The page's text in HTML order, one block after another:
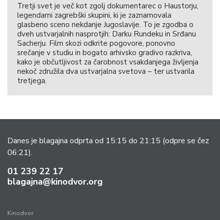
Tretji svet je več kot zgolj dokumentarec o Haustorju,
legendarni zagrebški skupini, ki je zaznamovala
glasbeno sceno nekdanje Jugoslavije. To je zgodba o
dveh ustvarjalnih nasprotjih: Darku Rundeku in Srđanu
Sacherju. Film skozi odkrite pogovore, ponovno
srečanje v studiu in bogato arhivsko gradivo razkriva,
kako je občutljivost za čarobnost vsakdanjega življenja
nekoč združila dva ustvarjalna svetova – ter ustvarila
tretjega.
Danes je blagajna odprta od 15:15 do 21:15 (odpre se čez
06:21).
01 239 22 17
blagajna@kinodvor.org
Kinodvor